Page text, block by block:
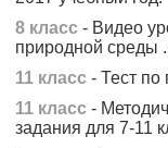
8 класс - Видео
природной среды
11 класс - Тест
11 класс -
задания для 7-11